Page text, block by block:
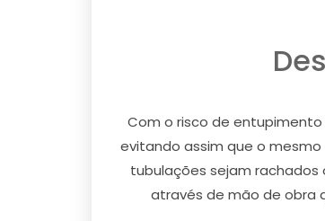
Com o risco de
evitando assim que o
tubulações sejam rachados
através de mão de obra